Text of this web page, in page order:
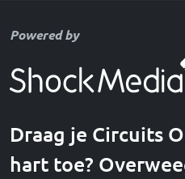
Powered by
Draag je Circuits
hart toe?